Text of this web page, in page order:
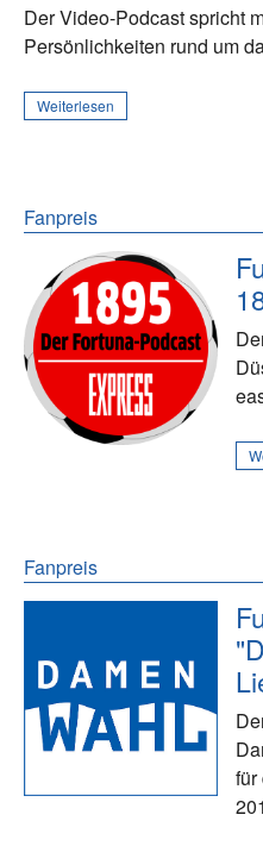
Der Video-Podcast spricht
Persönlichkeiten rund um
Weiterlesen
Fanpreis
Fanpreis
für